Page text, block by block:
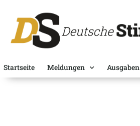
Startseite Meldungen Ausgaben